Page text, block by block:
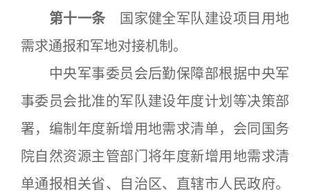
第十一条 国家健全军队建设项目用地
需求通报和军地对接机制。
中央军事委员会后勤保障部根据中央军
事委员会批准的军队建设年度计划等决策部
署，编制年度新增用地需求清单，会同国务
院自然资源主管部门将年度新增用地需求清
单通报相关省、自治区、直辖市人民政府。